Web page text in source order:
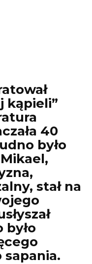
kąpieli”
40
było
stał na
było
sapania.